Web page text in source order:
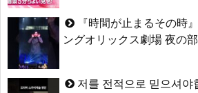
『時間が止まるその時
ングオリックス劇場 夜の
저를 전적으로 믿으셔야